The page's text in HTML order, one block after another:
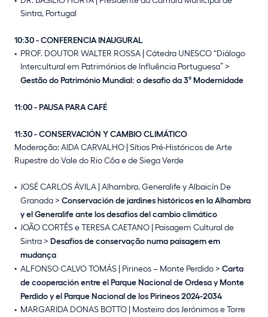
Sintra, Portugal
10:30 - CONFERENCIA INAUGURAL
PROF. DOUTOR WALTER ROSSA | Cátedra UNESCO “Diálogo
Intercultural em Patrimónios de Influência Portuguesa” >
Gestão do Património Mundial: o desafio da 3ª Modernidade
11:00 - PAUSA PARA CAFÉ
11:30 - CONSERVACIÓN Y CAMBIO CLIMÁTICO
Moderação: AIDA CARVALHO | Sítios Pré-Históricos de Arte
Rupestre do Vale do Rio Côa e de Siega Verde
JOSÉ CARLOS ÁVILA | Alhambra, Generalife y Albaicín De
Granada > Conservación de jardines históricos en la Alhambra
y el Generalife ante los desafíos del cambio climático
JOÃO CORTÊS e TERESA CAETANO | Paisagem Cultural de
Sintra > Desafios de conservação numa paisagem em
mudança
ALFONSO CALVO TOMÁS | Pirineos – Monte Perdido > Carta
de cooperación entre el Parque Nacional de Ordesa y Monte
Perdido y el Parque Nacional de los Pirineos 2024-2034
MARGARIDA DONAS BOTTO | Mosteiro dos Jerónimos e Torre